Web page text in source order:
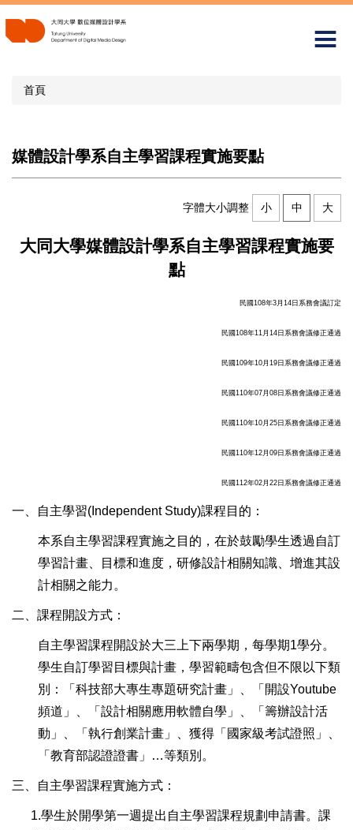
主
首頁
媒體設計學系自主學習課程實施要點
字體大小調整 小 中 大
大同大學媒體設計學系自主學習課程實施要
點
民國108年3月 14 日系務會議訂定
民國108年11月 14 日系務會議修正通過
民國109年10月 19 日系務會議修正通過
民國110年07月 08 日系務會議修正通過
民國110年10月 25 日系務會議修正通過
民國110年12月 09 日系務會議修正通過
民國112年02月 22 日系務會議修正通過
一、自主學習(Independent Study)課程目的：
本系自主學習課程實施之目的，在於鼓勵學生透過自訂
學習計畫、目標和進度，研修設計相關知識、增進其設
計相關之能力。
二、 課程開設方式：
自主學習課程開設於大三上下兩學期，每學期1學分。
學生自訂學習目標與計畫，學習範疇包含但不限以下類
別：「科技部大專生專題研究計畫」、「開設Youtube
頻道」、「設計相關應用軟體自學」、「籌辦設計活
動」、「執行創業計畫」、獲得「國家級考試證照」、
「教育部認證證書」…等類別。
三、 自主學習課程實施方式：
1.學生於開學第一週提出自主學習課程規劃申請書。課